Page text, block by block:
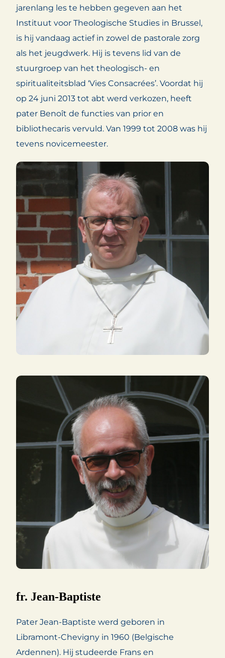
jarenlang les te hebben gegeven aan het
Instituut voor Theologische Studies in Brussel,
is hij vandaag actief in zowel de pastorale zorg
als het jeugdwerk. Hij is tevens lid van de
stuurgroep van het theologisch- en
spiritualiteitsblad ‘Vies Consacrées’. Voordat hij
op 24 juni 2013 tot abt werd verkozen, heeft
pater Benoît de functies van prior en
bibliothecaris vervuld. Van 1999 tot 2008 was hij
tevens novicemeester.
fr. Jean-Baptiste
Pater Jean-Baptiste werd geboren in
Libramont-Chevigny in 1960 (Belgische
Ardennen). Hij studeerde Frans en